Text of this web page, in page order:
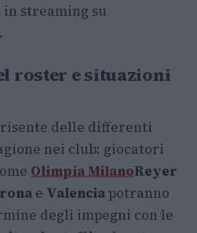
streaming su
roster e situazioni
delle differenti
nei club: giocatori
Olimpia MilanoReyer
e Valenciapotranno
degli impegni con le